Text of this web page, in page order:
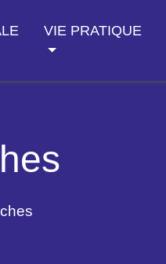
VIE PRATIQUE